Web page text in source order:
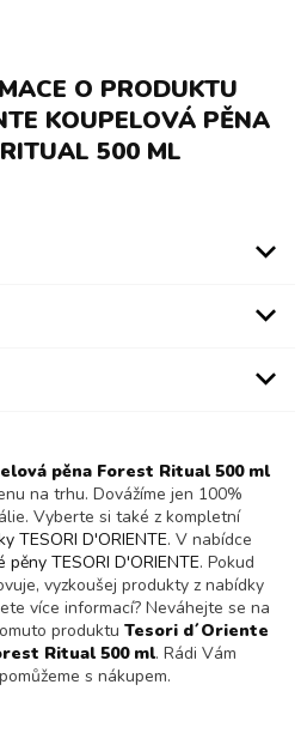
O PRODUKTU
KOUPELOVÁ PĚNA
500 ML
pěna Forest Ritual 500 ml
na trhu. Dovážíme jen 100%
Vyberte si také z kompletní
TESORI D'ORIENTE. V nabídce
pěny TESORI D'ORIENTE. Pokud
vyzkoušej produkty z nabídky
více informací? Neváhejte se na
produktu Tesori d´Oriente
Ritual 500 ml. Rádi Vám
s nákupem.